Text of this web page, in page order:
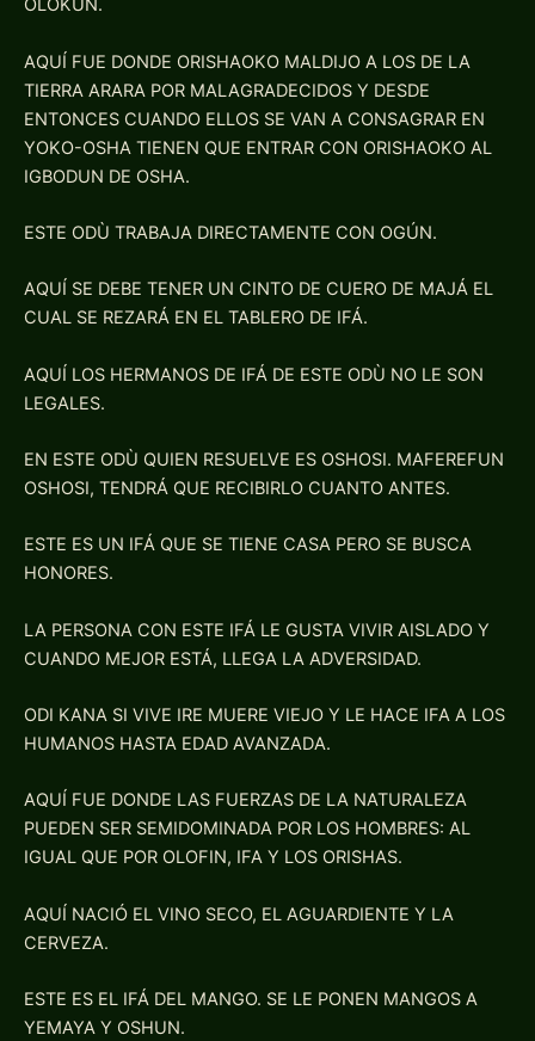
OLOKUN.
AQUÍ FUE DONDE ORISHAOKO MALDIJO A LOS DE LA
TIERRA ARARA POR MALAGRADECIDOS Y DESDE
ENTONCES CUANDO ELLOS SE VAN A CONSAGRAR EN
YOKO-OSHA TIENEN QUE ENTRAR CON ORISHAOKO AL
IGBODUN DE OSHA.
ESTE ODÙ TRABAJA DIRECTAMENTE CON OGÚN.
AQUÍ SE DEBE TENER UN CINTO DE CUERO DE MAJÁ EL
CUAL SE REZARÁ EN EL TABLERO DE IFÁ.
AQUÍ LOS HERMANOS DE IFÁ DE ESTE ODÙ NO LE SON
LEGALES.
EN ESTE ODÙ QUIEN RESUELVE ES OSHOSI. MAFEREFUN
OSHOSI, TENDRÁ QUE RECIBIRLO CUANTO ANTES.
ESTE ES UN IFÁ QUE SE TIENE CASA PERO SE BUSCA
HONORES.
LA PERSONA CON ESTE IFÁ LE GUSTA VIVIR AISLADO Y
CUANDO MEJOR ESTÁ, LLEGA LA ADVERSIDAD.
ODI KANA SI VIVE IRE MUERE VIEJO Y LE HACE IFA A LOS
HUMANOS HASTA EDAD AVANZADA.
AQUÍ FUE DONDE LAS FUERZAS DE LA NATURALEZA
PUEDEN SER SEMIDOMINADA POR LOS HOMBRES: AL
IGUAL QUE POR OLOFIN, IFA Y LOS ORISHAS.
AQUÍ NACIÓ EL VINO SECO, EL AGUARDIENTE Y LA
CERVEZA.
ESTE ES EL IFÁ DEL MANGO. SE LE PONEN MANGOS A
YEMAYA Y OSHUN.